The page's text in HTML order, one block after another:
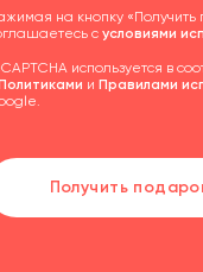
на кнопку «Получить
с условиями
используется в
Политиками и Правилами
Получить